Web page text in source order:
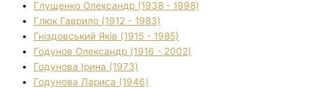
Глущенко Олександр (1938 - 1998)
Глюк Гаврило (1912 - 1983)
Гніздовський Яків (1915 - 1985)
Годунов Олександр (1916 - 2002)
Годунова Ірина (1973)
Годунова Лариса (1946)